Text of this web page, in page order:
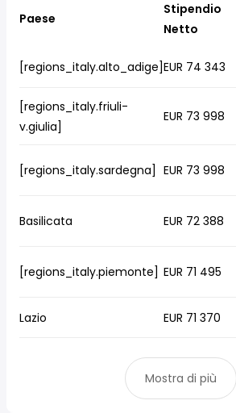
Paese
Stipendio
Netto
[regions_italy.alto_adige]EUR 74 343
[regions_italy.friuli-
v.giulia]
EUR 73 998
[regions_italy.sardegna] EUR 73 998
Basilicata EUR 72 388
[regions_italy.piemonte] EUR 71 495
Lazio EUR 71 370
Mostra di più